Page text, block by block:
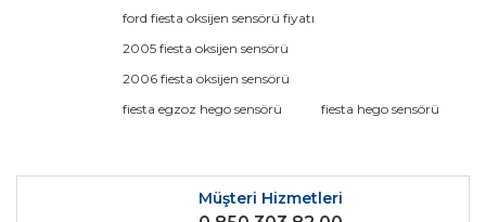
Yorum Yaz
ford fiesta oksijen sensörü fiyatı
2005 fiesta oksijen sensörü
2006 fiesta oksijen sensörü
fiesta egzoz hego sensörü
fiesta hego sensörü
Müşteri Hizmetleri